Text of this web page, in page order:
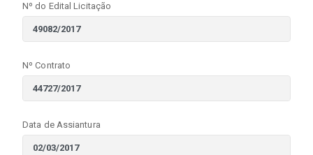
Nº do Edital Licitação
Nº Contrato
Data de Assiantura